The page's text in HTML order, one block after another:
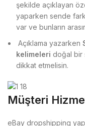
şekilde açıklayan
yaparken sende
var ve bunların
Açıklama yazarken
kelimeleri doğal bir
dikkat etmelisin.
Müşteri
eBay dropshipping